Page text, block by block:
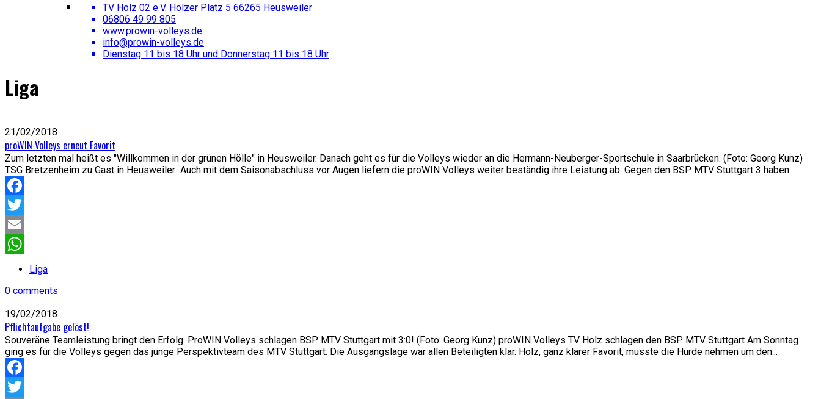
TV Holz 02 e.V. Holzer Platz 5 66265 Heusweiler
06806 49 99 805
www.prowin-volleys.de
info@prowin-volleys.de
Dienstag 11 bis 18 Uhr und Donnerstag 11 bis 18 Uhr
Liga
21/02/2018
proWIN Volleys erneut Favorit
Zum letzten mal heißt es "Willkommen in der grünen Hölle" in Heusweiler. Danach geht es für die Volleys wieder an die Hermann-Neuberger-Sportschule in Saarbrücken. (Foto: Georg Kunz)
TSG Bretzenheim zu Gast in Heusweiler Auch mit dem Saisonabschluss vor Augen liefern die proWIN Volleys weiter beständig ihre Leistung ab. Gegen den BSP MTV Stuttgart 3 haben...
Facebook
Twitter
Email
WhatsApp
Liga
0 comments
19/02/2018
Pflichtaufgabe gelöst!
Souveräne Teamleistung bringt den Erfolg. ProWIN Volleys schlagen BSP MTV Stuttgart mit 3:0! (Foto: Georg Kunz) proWIN Volleys TV Holz schlagen den BSP MTV Stuttgart Am Sonntag
ging es für die Volleys gegen das junge Perspektivteam des MTV Stuttgart. Die Ausgangslage war allen Beteiligten klar. Holz, ganz klarer Favorit, musste die Hürde nehmen um den...
Facebook